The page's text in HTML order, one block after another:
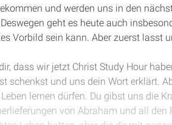
und werden uns in den
geht es heute auch
Vorbild sein kann. Aber zuerst lasst
dass wir jetzt Christ Study Hour
schenkst und uns dein Wort erklärt.
lernen dürfen. Du gibst uns die
von Abraham und all den